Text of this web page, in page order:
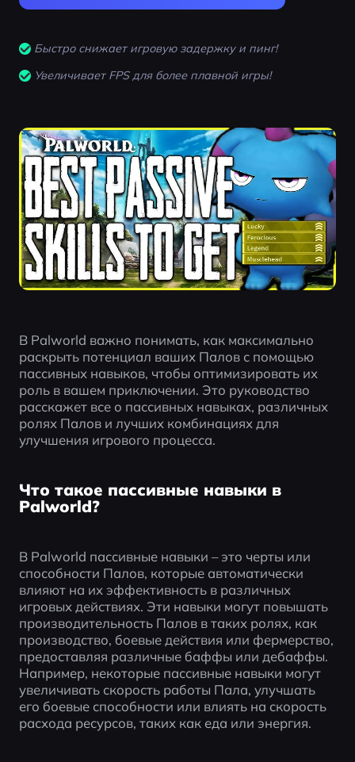
Быстро снижает игровую задержку и пинг!
Увеличивает FPS для более плавной игры!
В Palworld важно понимать, как максимально
раскрыть потенциал ваших Палов с помощью
пассивных навыков, чтобы оптимизировать их
роль в вашем приключении. Это руководство
расскажет все о пассивных навыках, различных
ролях Палов и лучших комбинациях для
улучшения игрового процесса.
Что такое пассивные навыки в
Palworld?
В Palworld пассивные навыки – это черты или
способности Палов, которые автоматически
влияют на их эффективность в различных
игровых действиях. Эти навыки могут повышать
производительность Палов в таких ролях, как
производство, боевые действия или фермерство,
предоставляя различные баффы или дебаффы.
Например, некоторые пассивные навыки могут
увеличивать скорость работы Пала, улучшать
его боевые способности или влиять на скорость
расхода ресурсов, таких как еда или энергия.